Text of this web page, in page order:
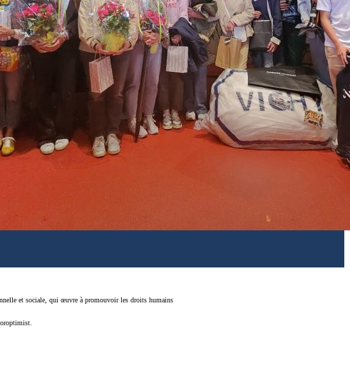
et sociale, qui œuvre à promouvoir les droits humains